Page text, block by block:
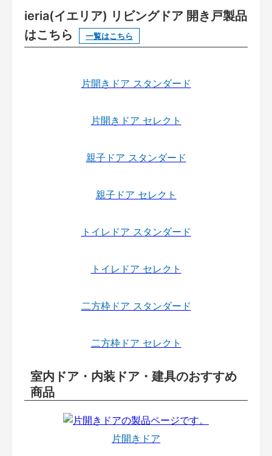
ieria(イエリア) リビングドア 開き戸製品
はこちら
一覧はこちら
片開きドア スタンダード
片開きドア セレクト
親子ドア スタンダード
親子ドア セレクト
トイレドア スタンダード
トイレドア セレクト
二方枠ドア スタンダード
二方枠ドア セレクト
室内ドア・内装ドア・建具のおすすめ
商品
片開きドア